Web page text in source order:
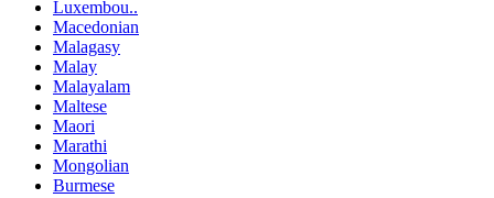
Luxembou..
Macedonian
Malagasy
Malay
Malayalam
Maltese
Maori
Marathi
Mongolian
Burmese